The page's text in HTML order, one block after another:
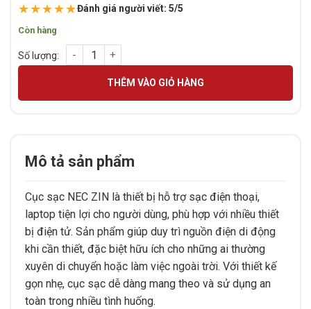
★★★★★Đánh giá người viết: 5/5
Còn hàng
CỤC SẠC NEC ZIN số lượng
THÊM VÀO GIỎ HÀNG
Mô tả sản phẩm
Cục sạc NEC ZIN là thiết bị hỗ trợ sạc điện thoại,
laptop tiện lợi cho người dùng, phù hợp với nhiều thiết
bị điện tử. Sản phẩm giúp duy trì nguồn điện di động
khi cần thiết, đặc biệt hữu ích cho những ai thường
xuyên di chuyển hoặc làm việc ngoài trời. Với thiết kế
gọn nhẹ, cục sạc dễ dàng mang theo và sử dụng an
toàn trong nhiều tình huống.